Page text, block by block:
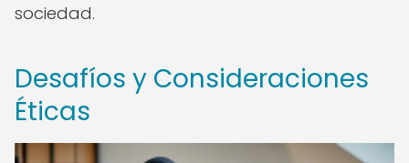
sociedad.
Desafíos y Consideraciones
Éticas